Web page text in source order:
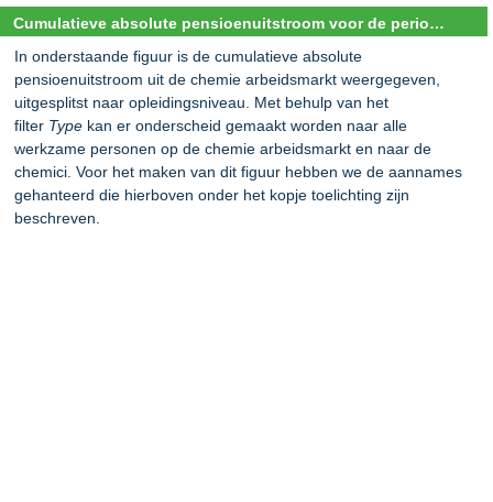
Cumulatieve absolute pensioenuitstroom voor de periode 2020-2050 naar opl. niveau
In onderstaande figuur is de cumulatieve absolute
pensioenuitstroom uit de chemie arbeidsmarkt weergegeven,
uitgesplitst naar opleidingsniveau. Met behulp van het
filter Type kan er onderscheid gemaakt worden naar alle
werkzame personen op de chemie arbeidsmarkt en naar de
chemici. Voor het maken van dit figuur hebben we de aannames
gehanteerd die hierboven onder het kopje toelichting zijn
beschreven.